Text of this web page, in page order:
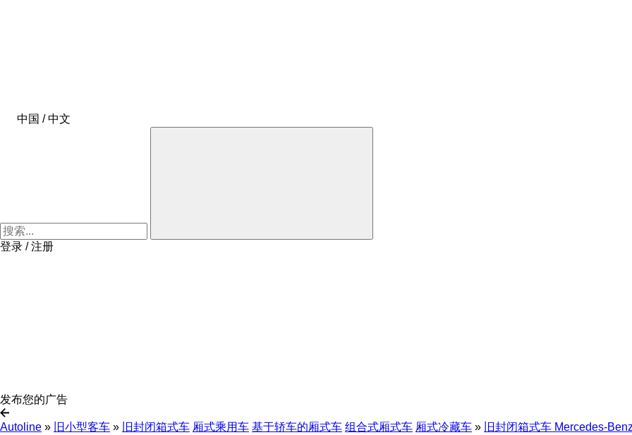
中国 / 中文
登录 / 注册
发布您的广告
Autoline » 旧小型客车 » 旧封闭箱式车 厢式乘用车 基于轿车的厢式车 组合式厢式车 厢式冷藏车 »
旧封闭箱式车 Mercedes-